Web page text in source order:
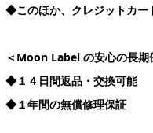
◆このほか、クレジットカー
＜Moon Label の安心の長期
◆１４日間返品・交換可能
◆１年間の無償修理保証